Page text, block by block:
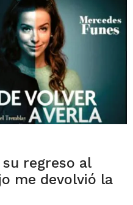
su regreso al
me devolvió la